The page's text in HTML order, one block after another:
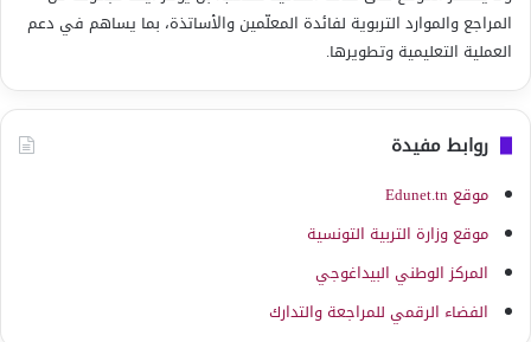
المراجع والموارد التربوية لفائدة المعلّمين والأساتذة، بما يساهم في دعم
العملية التعليمية وتطويرها.
روابط مفيدة
موقع Edunet.tn
موقع وزارة التربية التونسية
المركز الوطني البيداغوجي
الفضاء الرقمي للمراجعة والتدارك